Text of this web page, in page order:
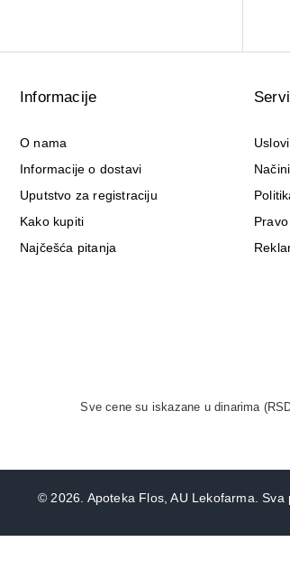
Informacije
O nama
Informacije o dostavi
Uputstvo za registraciju
Kako kupiti
Najčešća pitanja
Sve cene su iskazane u dinarima
© 2026. Apoteka Flos, AU Lekofarma. Sva